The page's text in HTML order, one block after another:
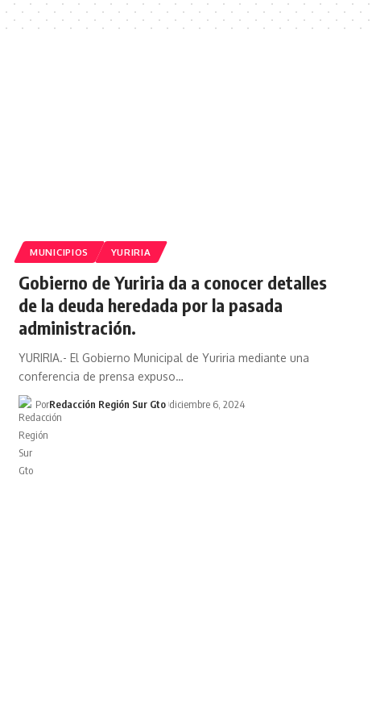
MUNICIPIOS YURIRIA
Gobierno de Yuriria da a conocer detalles
de la deuda heredada por la pasada
administración.
YURIRIA.- El Gobierno Municipal de Yuriria mediante una
conferencia de prensa expuso…
PorRedacción Región Sur Gto diciembre 6, 2024